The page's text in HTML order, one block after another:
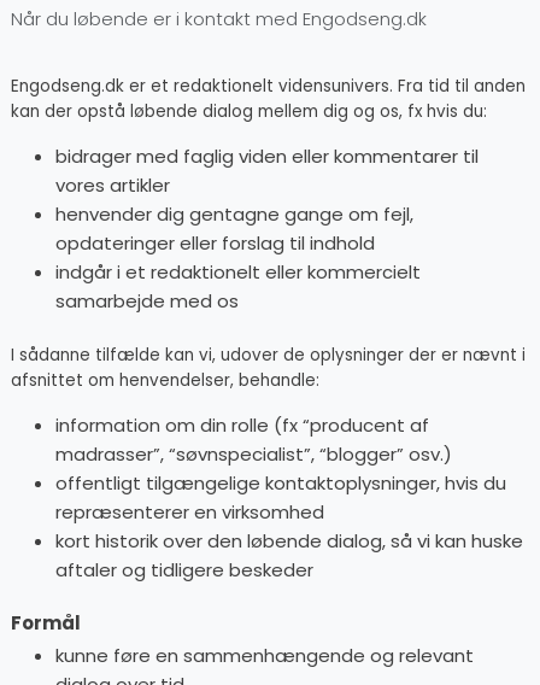
Når du løbende er i kontakt med Engodseng.dk
Engodseng.dk er et redaktionelt vidensunivers. Fra tid til anden
kan der opstå løbende dialog mellem dig og os, fx hvis du:
bidrager med faglig viden eller kommentarer til
vores artikler
henvender dig gentagne gange om fejl,
opdateringer eller forslag til indhold
indgår i et redaktionelt eller kommercielt
samarbejde med os
I sådanne tilfælde kan vi, udover de oplysninger der er nævnt i
afsnittet om henvendelser, behandle:
information om din rolle (fx “producent af
madrasser”, “søvnspecialist”, “blogger” osv.)
offentligt tilgængelige kontaktoplysninger, hvis du
repræsenterer en virksomhed
kort historik over den løbende dialog, så vi kan huske
aftaler og tidligere beskeder
Formål
kunne føre en sammenhængende og relevant